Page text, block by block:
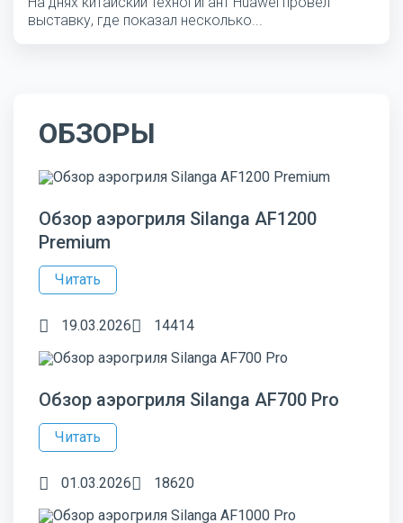
выставку, где показал несколько...
ОБЗОРЫ
Обзор аэрогриля Silanga AF1200
Premium
Читать
19.03.2026 14414
Обзор аэрогриля Silanga AF700 Pro
Читать
01.03.2026 18620